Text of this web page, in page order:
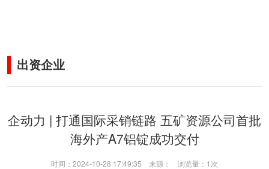
出资企业
企动力 | 打通国际采销链路 五矿资源公司首批
海外产A7铝锭成功交付
时间：2024-10-28 17:49:35 来源： 浏览量： 1次